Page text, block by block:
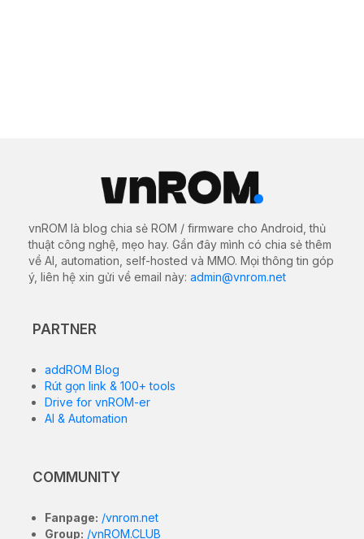
vnROM là blog chia sẻ ROM / firmware cho Android, thủ
thuật công nghệ, mẹo hay. Gần đây mình có chia sẻ thêm
về AI, automation, self-hosted và MMO. Mọi thông tin góp
ý, liên hệ xin gửi về email này: admin@vnrom.net
PARTNER
addROM Blog
Rút gọn link & 100+ tools
Drive for vnROM-er
AI & Automation
COMMUNITY
Fanpage: /vnrom.net
Group: /vnROM.CLUB